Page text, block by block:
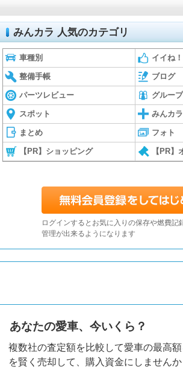
みんカラ 人気のカテゴリ
車種別 イイね！
整備手帳 ブログ
パーツレビュー グループ
スポット みんカ
まとめ フォト
【PR】ショッピング 【PR】
ログインするとお気に入りの保存や燃費記
管理が出来るようになります
あなたの愛車、今いくら？
複数社の査定額を比較して愛車の最高
を賢く売却して、購入資金にしませんか